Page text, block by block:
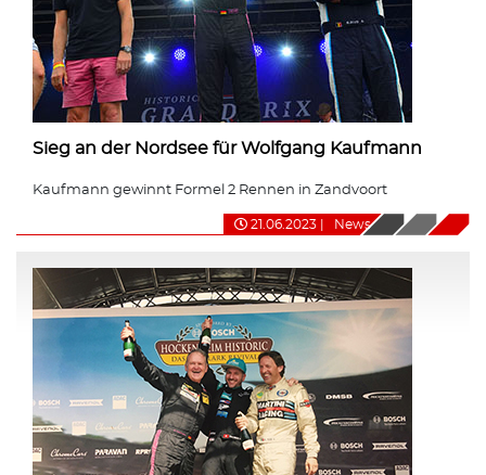
Sieg an der Nordsee für Wolfgang Kaufmann
Kaufmann gewinnt Formel 2 Rennen in Zandvoort
21.06.2023 News